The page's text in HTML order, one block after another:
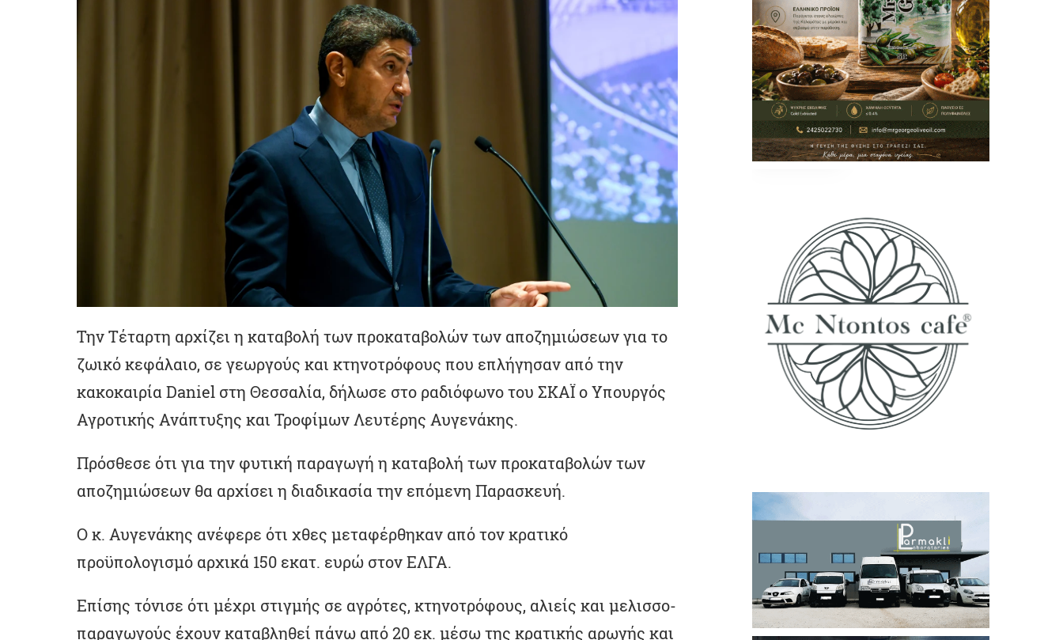
Την Τέταρτη αρχίζει η καταβολή των προκαταβολών των αποζημιώσεων για το
ζωικό κεφάλαιο, σε γεωργούς και κτηνοτρόφους που επλήγησαν από την
κακοκαιρία Daniel στη Θεσσαλία, δήλωσε στο ραδιόφωνο του ΣΚΑΪ ο Υπουργός
Αγροτικής Ανάπτυξης και Τροφίμων Λευτέρης Αυγενάκης.
Πρόσθεσε ότι για την φυτική παραγωγή η καταβολή των προκαταβολών των
αποζημιώσεων θα αρχίσει η διαδικασία την επόμενη Παρασκευή.
Ο κ. Αυγενάκης ανέφερε ότι χθες μεταφέρθηκαν από τον κρατικό
προϋπολογισμό αρχικά 150 εκατ. ευρώ στον ΕΛΓΑ.
Επίσης τόνισε ότι μέχρι στιγμής σε αγρότες, κτηνοτρόφους, αλιείς και μελισσο-
παραγωγούς έχουν καταβληθεί πάνω από 20 εκ. μέσω της κρατικής αρωγής και